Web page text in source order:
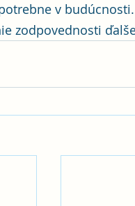
v
zodpovednosti